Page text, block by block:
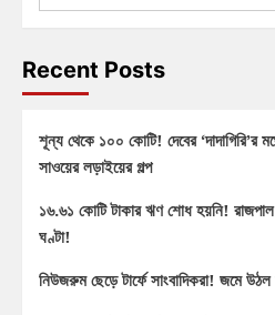
Recent Posts
শূন্য থেকে ১০০ কোটি! দেবের ‘দাদাগিরি’র
সাওয়ের লড়াইয়ের গল্প
১৬.৬১ কোটি টাকার ঋণ শোধ হয়নি! রাজপাল
ঘণ্টা!
নিউজরুম ছেড়ে টার্ফে সাংবাদিকরা! জমে